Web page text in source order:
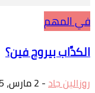
في المهم
الكدَّاب بيروح فين؟
روزالين جاد- 2 مارس، 2025